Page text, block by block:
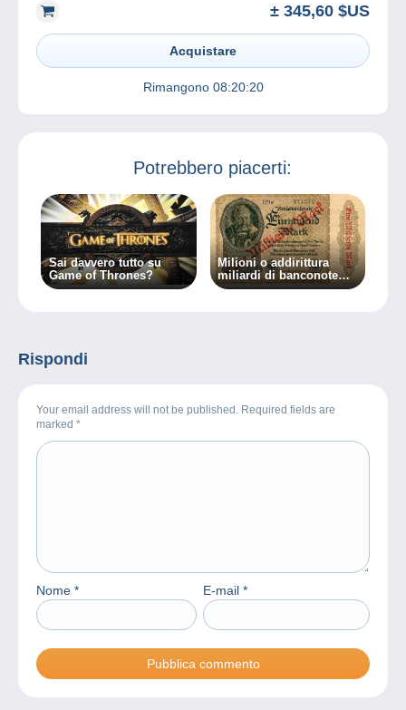
± 345,60 $US
Acquistare
Rimangono 08:20:20
Potrebbero piacerti:
Sai davvero tutto su
Game of Thrones?
Milioni o addirittura
miliardi di banconote
tedesche? Una
Rispondi
Your email address will not be published. Required fields are
marked *
Nome * E-mail *